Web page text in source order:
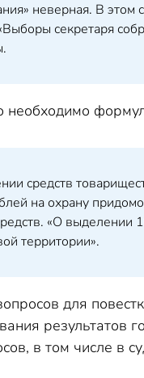
неверная. В
секретаря
необходимо
средств
на охрану
«О выделении
территории».
для
результатов
в том числе в